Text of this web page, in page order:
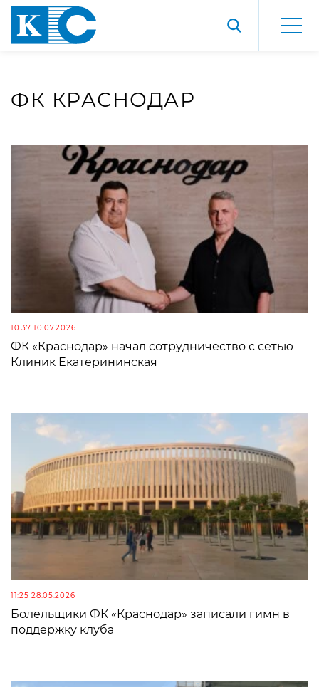
ФК КРАСНОДАР
10:37 10.07.2026
ФК «Краснодар» начал сотрудничество с сетью
Клиник Екатерининская
11:25 28.05.2026
Болельщики ФК «Краснодар» записали гимн в
поддержку клуба